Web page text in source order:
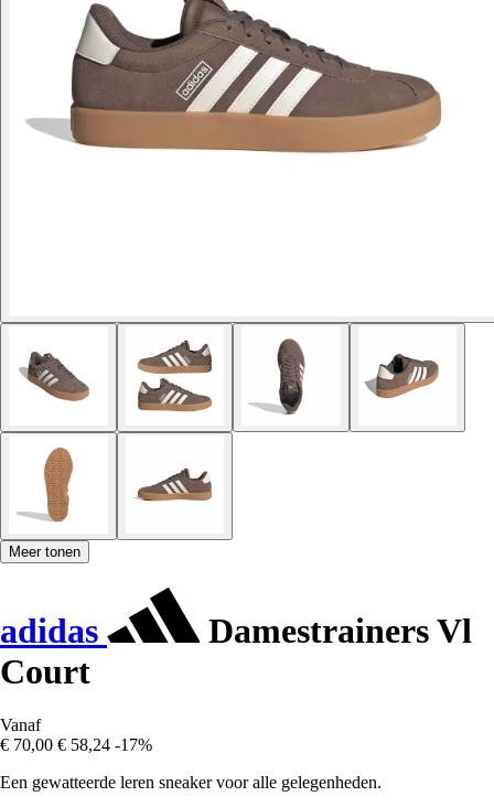
Meer tonen
adidas
Damestrainers Vl
Court
Vanaf
€ 70,00 € 58,24 -17%
Een gewatteerde leren sneaker voor alle gelegenheden.